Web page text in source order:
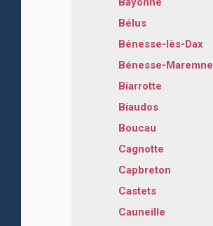
Bélus
Bénesse-lès-Dax
Bénesse-Maremne
Biarrotte
Biaudos
Boucau
Cagnotte
Capbreton
Castets
Cauneille